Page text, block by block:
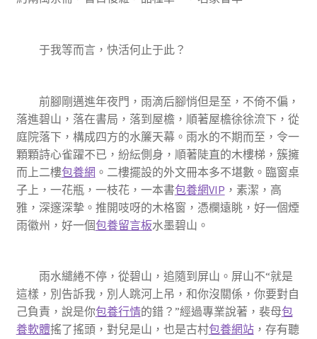
于我等而言，快活何止于此？
前腳剛邁進年夜門，雨滴后腳悄但是至，不倚不偏，
落進碧山，落在書局，落到屋檐，順著屋檐徐徐流下，從
庭院落下，構成四方的水簾天幕。雨水的不期而至，令一
顆顆詩心雀躍不已，紛紜側身，順著陡直的木樓梯，簇擁
而上二樓包養網 。二樓擺設的外文冊本多不堪數。臨窗桌
子上，一花瓶，一枝花，一本書包養網VIP ，素潔，高
雅，深邃深摯。推開吱呀的木格窗，憑欄遠眺，好一個煙
雨徽州，好一個包養留言板水墨碧山。
雨水繾綣不停，從碧山，追隨到屏山。屏山不“就是
這樣，別告訴我，別人跳河上吊，和你沒關係，你要對自
己負責，說是你包養行情的錯？”經過專業說著，裴母包
養軟體搖了搖頭，對兒是山，也是古村包養網站，存有聽